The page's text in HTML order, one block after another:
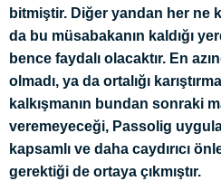
bitmiştir. Diğer yandan her ne
da bu müsabakanın kaldığı
bence faydalı olacaktır. En
olmadı, ya da ortalığı
kalkışmanın bundan sonraki
veremeyeceği, Passolig
kapsamlı ve daha caydırıcı
gerektiği de ortaya çıkmıştır.